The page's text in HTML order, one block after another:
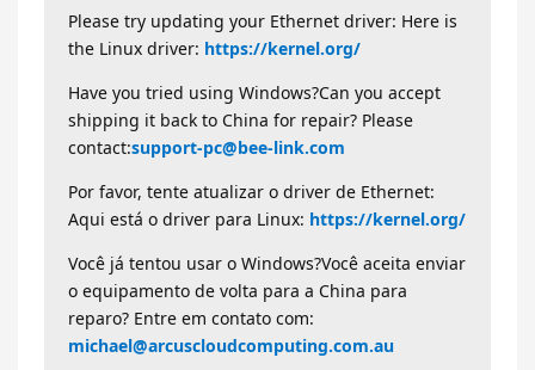
Please try updating your Ethernet driver: Here is
the Linux driver: https://kernel.org/
Have you tried using Windows?Can you accept
shipping it back to China for repair? Please
contact:support-pc@bee-link.com
Por favor, tente atualizar o driver de Ethernet:
Aqui está o driver para Linux: https://kernel.org/
Você já tentou usar o Windows?Você aceita enviar
o equipamento de volta para a China para
reparo? Entre em contato com:
michael@arcuscloudcomputing.com.au